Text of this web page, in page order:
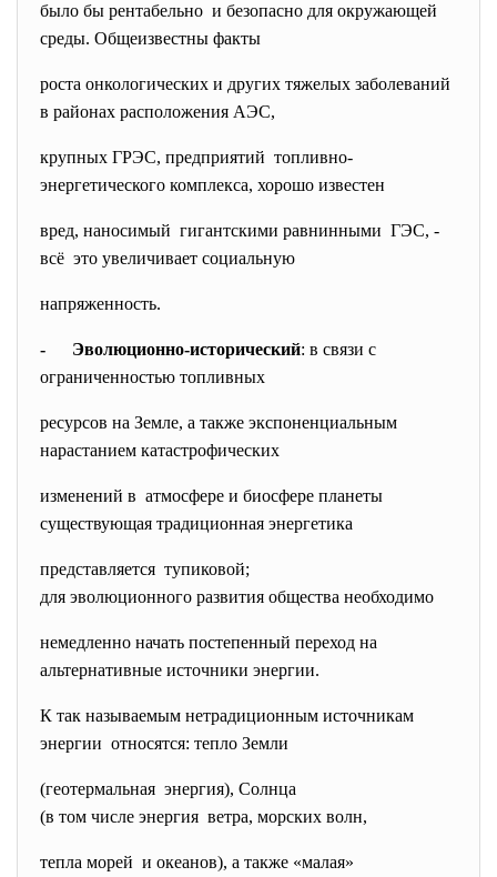
было бы рентабельно и безопасно для окружающей
среды. Общеизвестны факты
роста онкологических и других тяжелых заболеваний
в районах расположения АЭС,
крупных ГРЭС, предприятий топливно-
энергетического комплекса, хорошо известен
вред, наносимый гигантскими равнинными ГЭС, -
всё это увеличивает социальную
напряженность.
- Эволюционно-исторический: в связи с
ограниченностью топливных
ресурсов на Земле, а также экспоненциальным
нарастанием катастрофических
изменений в атмосфере и биосфере планеты
существующая традиционная энергетика
представляется тупиковой;
для эволюционного развития общества необходимо
немедленно начать постепенный переход на
альтернативные источники энергии.
К так называемым нетрадиционным источникам
энергии относятся: тепло Земли
(геотермальная энергия), Солнца
(в том числе энергия ветра, морских волн,
тепла морей и океанов), а также «малая»